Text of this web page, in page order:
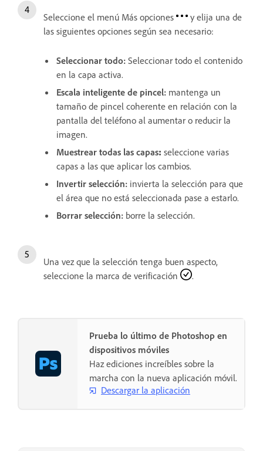
Seleccione el menú Más opciones
y elija una de
las siguientes opciones según sea necesario:
Seleccionar todo: Seleccionar todo el contenido
en la capa activa.
Escala inteligente de pincel: mantenga un
tamaño de pincel coherente en relación con la
pantalla del teléfono al aumentar o reducir la
imagen.
Muestrear todas las capas: seleccione varias
capas a las que aplicar los cambios.
Invertir selección: invierta la selección para que
el área que no está seleccionada pase a estarlo.
Borrar selección: borre la selección.
Una vez que la selección tenga buen aspecto,
seleccione la marca de verificación
.
Prueba lo último de Photoshop en
dispositivos móviles
Haz ediciones increíbles sobre la
marcha con la nueva aplicación móvil.
Descargar la aplicación